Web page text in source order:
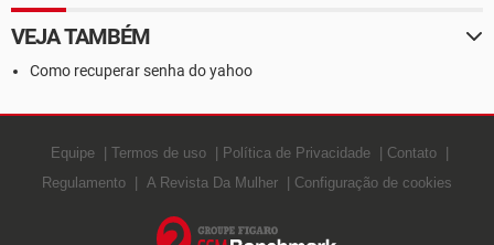
VEJA TAMBÉM
Como recuperar senha do yahoo
Equipe Termos de uso Política de Privacidade
Contato
Regulamento
A Revista Da Mulher Configuração de cookies